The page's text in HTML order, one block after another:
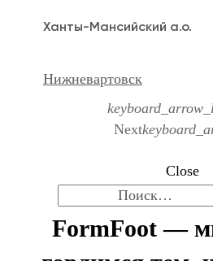
Ханты-Мансийский а.о.
Нижневартовск
Next
Close
FormFoot —